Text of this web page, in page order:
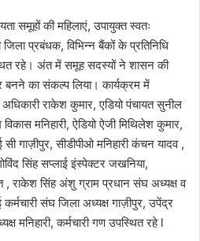
समूहों की महिलाएं, उपायुक्त स्वतः
प्रबंधक, विभिन्न बैंकों के प्रतिनिधि
रहे। अंत में समूह सदस्यों ने शासन की
का संकल्प लिया। कार्यक्रम में
राकेश कुमार, एडियो पंचायत सुनील
मनिहारी, ऐडियो ऐजी मिथिलेश कुमार,
गाज़ीपुर, सीडीपीओ मनिहारी कंचन यादव ,
सिंह सप्लाई इंस्पेक्टर जखनिया,
, राकेश सिंह अंशु ग्राम प्रधान संघ अध्यक्ष व
संघ जिला अध्यक्ष गाज़ीपुर, उपेंद्र
मनिहारी, कर्मचारी गण उपस्थित रहे l